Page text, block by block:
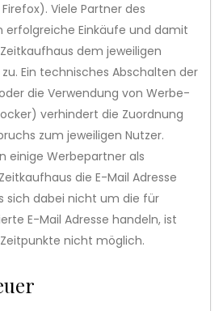
Viele Partner des
erfolgreiche Einkäufe und damit
dem jeweiligen
Ein technisches Abschalten der
die Verwendung von Werbe-
verhindert die Zuordnung
zum jeweiligen Nutzer.
einige Werbepartner als
die E-Mail Adresse
sich dabei nicht um die für
E-Mail Adresse handeln, ist
nicht möglich.